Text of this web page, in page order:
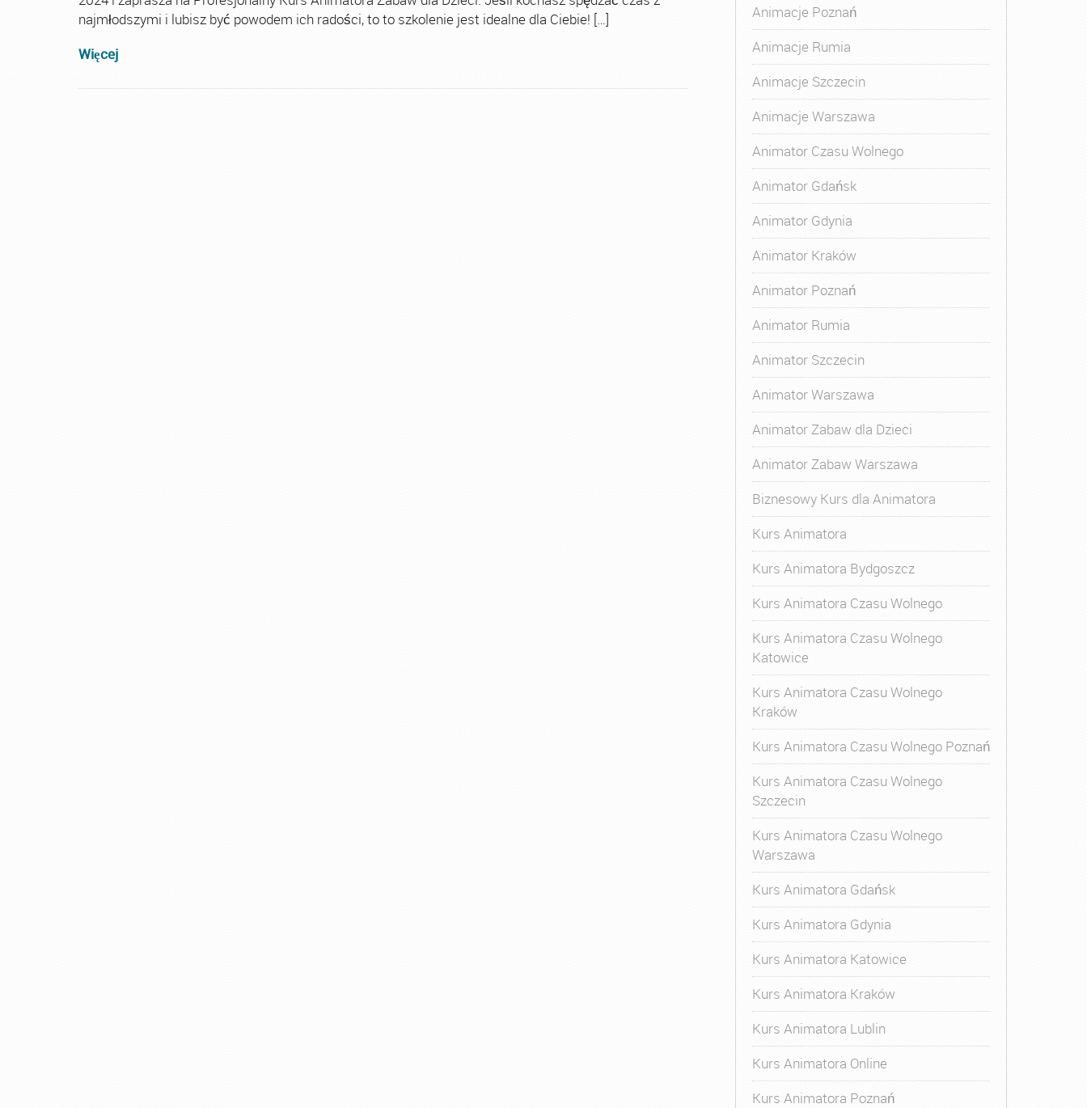
najmłodszymi i lubisz być powodem ich radości, to to szkolenie jest idealne dla Ciebie! […]
Więcej
Animacje Poznań
Animacje Rumia
Animacje Szczecin
Animacje Warszawa
Animator Czasu Wolnego
Animator Gdańsk
Animator Gdynia
Animator Kraków
Animator Poznań
Animator Rumia
Animator Szczecin
Animator Warszawa
Animator Zabaw dla Dzieci
Animator Zabaw Warszawa
Biznesowy Kurs dla Animatora
Kurs Animatora
Kurs Animatora Bydgoszcz
Kurs Animatora Czasu Wolnego
Kurs Animatora Czasu Wolnego
Katowice
Kurs Animatora Czasu Wolnego
Kraków
Kurs Animatora Czasu Wolnego Poznań
Kurs Animatora Czasu Wolnego
Szczecin
Kurs Animatora Czasu Wolnego
Warszawa
Kurs Animatora Gdańsk
Kurs Animatora Gdynia
Kurs Animatora Katowice
Kurs Animatora Kraków
Kurs Animatora Lublin
Kurs Animatora Online
Kurs Animatora Poznań